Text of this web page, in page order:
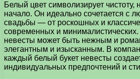
Белый цвет символизирует чистоту,
начало. Он идеально сочетается с
свадьбы — от роскошных и
современных и
невесты может быть нежным и
элегантным и изысканным. В
каждый белый букет невесты
индивидуальных предпочтений и